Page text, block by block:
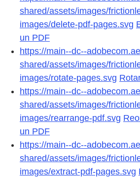
shared/assets/images/
images/delete-pdf-pages.svg
un PDF
https://main--dc--
shared/assets/images/
images/rotate-pages.svg
https://main--dc--
shared/assets/images/
images/rearrange-pdf.svg
un PDF
https://main--dc--
shared/assets/images/
images/extract-pdf-pages.svg